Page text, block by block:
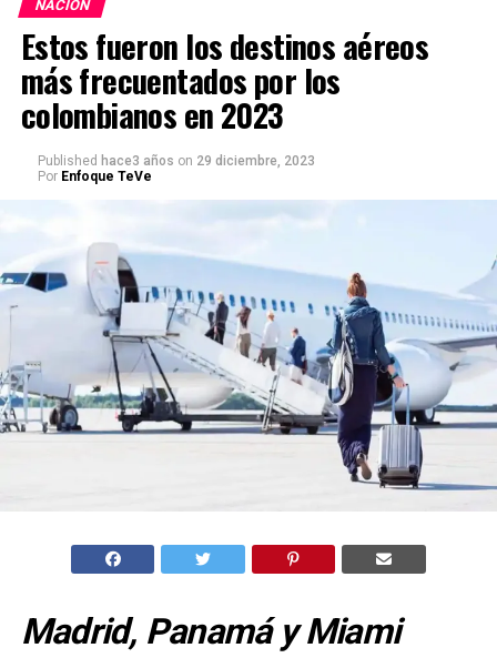
NACIÓN
Estos fueron los destinos aéreos
más frecuentados por los
colombianos en 2023
Published hace3 años on 29 diciembre, 2023
Por Enfoque TeVe
Madrid, Panamá y Miami